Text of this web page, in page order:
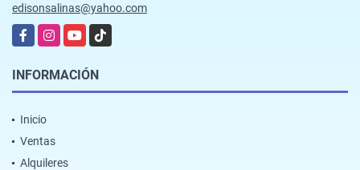
edisonsalinas@yahoo.com
FacebookInstagramYouTubeTikTok
INFORMACIÓN
Inicio
Ventas
Alquileres